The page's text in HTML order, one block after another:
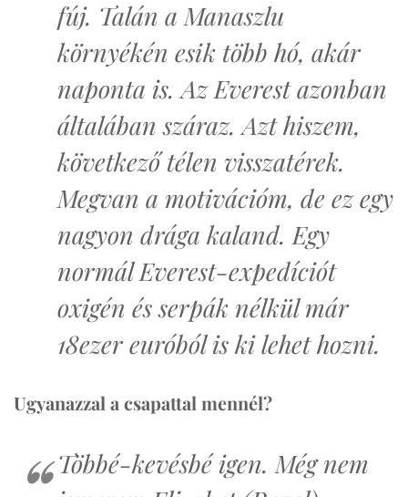
fúj. Talán a Manaszlu
környékén esik több hó, akár
naponta is. Az Everest azonban
általában száraz. Azt hiszem,
következő télen visszatérek.
Megvan a motivációm, de ez egy
nagyon drága kaland. Egy
normál Everest-expedíciót
oxigén és serpák nélkül már
18ezer euróból is ki lehet hozni.
Ugyanazzal a csapattal mennél?
Többé-kevésbé igen. Még nem